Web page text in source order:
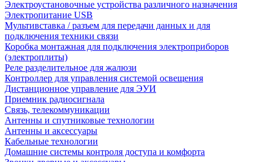
Электроустановочные устройства различного назначения
Электропитание USB
Мультивставка / разъем для передачи данных и для
подключения техники связи
Коробка монтажная для подключения электроприборов
(электроплиты)
Реле разделительное для жалюзи
Контроллер для управления системой освещения
Дистанционное управление для ЭУИ
Приемник радиосигнала
Связь, телекоммуникации
Антенны и спутниковые технологии
Антенны и аксессуары
Кабельные технологии
Домашние системы контроля доступа и комфорта